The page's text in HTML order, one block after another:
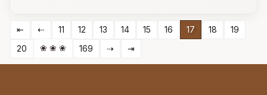
⇤ ⇠ 11 12 13 14 15 16 17 18
19
20
❀ ❀ ❀ 169 ⇢ ⇥